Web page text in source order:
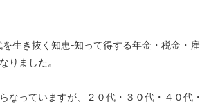
生き抜く知恵‐知って得する年金・税金・雇
りました。
なっていますが、２０代・３０代・４０代・